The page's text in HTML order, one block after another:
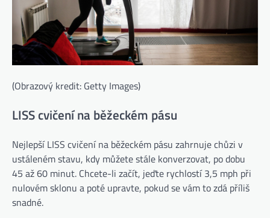
(Obrazový kredit: Getty Images)
LISS cvičení na běžeckém pásu
Nejlepší LISS cvičení na běžeckém pásu zahrnuje chůzi v
ustáleném stavu, kdy můžete stále konverzovat, po dobu
45 až 60 minut. Chcete-li začít, jeďte rychlostí 3,5 mph při
nulovém sklonu a poté upravte, pokud se vám to zdá příliš
snadné.